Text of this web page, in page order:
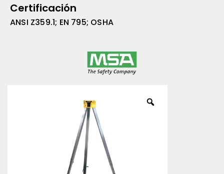
Certificación
ANSI Z359.1; EN 795; OSHA